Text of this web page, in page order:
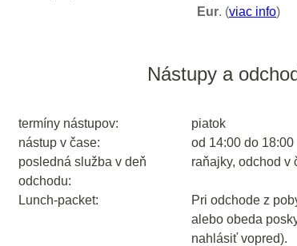
Eur. (viac info)
Nástupy a
termíny nástupov:
piatok
nástup v čase:
od 14:00 do 18:00
posledná služba v deň
odchodu:
raňajky, odchod v
Lunch-packet:
Pri odchode z
alebo obeda
nahlásiť vopred).